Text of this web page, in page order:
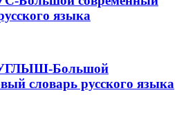
языка
Большой
словарь русского языка